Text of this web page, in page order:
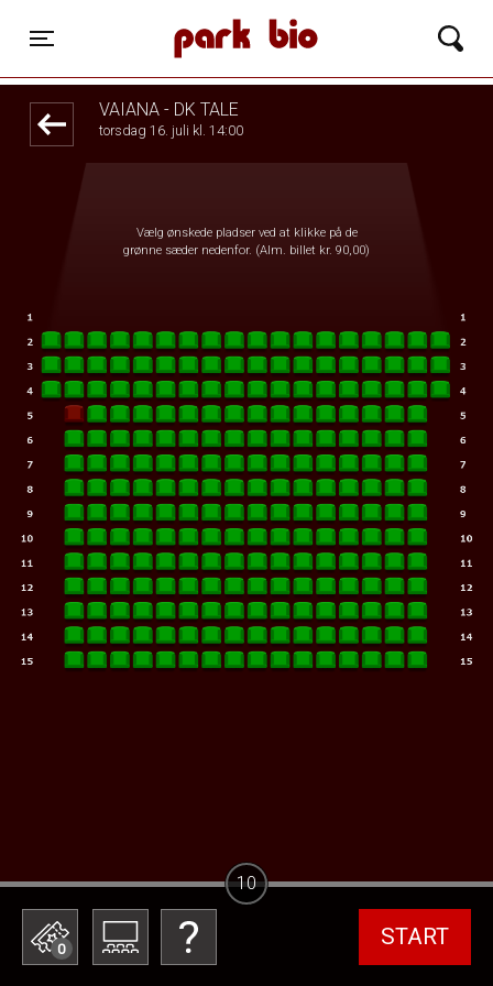
Toggle navigation
Park Bio
VAIANA - DK TALE
torsdag 16. juli kl. 14:00
Vælg ønskede pladser ved at klikke på de
grønne sæder nedenfor. (Alm. billet kr. 90,00)
0 START
10
front05-temp 095118